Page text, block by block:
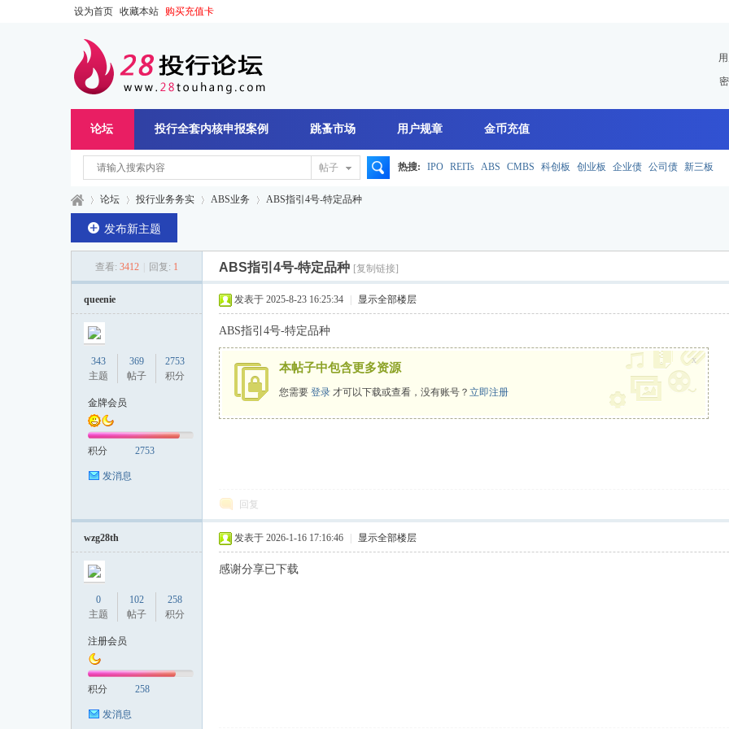
设为首页 收藏本站 购买充值卡
论坛 投行全套内核申报案例 跳蚤市场 用户规章 金币充值
帖子
热搜: IPO REITs ABS CMBS 科创板 创业板 企业债 公司债 新三板
论坛
›
投行业务务实 ABS业务
›
ABS指引4号-特定品种
发布新主题
查看: 3412 回复: 1 ABS指引4号-特定品种 [复制链接]
queenie
343
主题
369
帖子
2753
积分
金牌会员
积分 2753
发消息
发表于 2025-8-23 16:25:34 显示全部楼层
ABS指引4号-特定品种
本帖子中包含更多资源
您需要 登录 才可以下载或查看，没有账号？ 立即注册
x
回复
wzg28th
0
主题
102
帖子
258
积分
注册会员
积分 258
发消息
发表于 2026-1-16 17:16:46 显示全部楼层
感谢分享已下载